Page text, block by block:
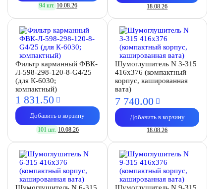
94 шт. 10.08.26 18.08.26
Фильтр карманный ФВК-
Л-598-298-120-8-G4/25
(для К-6030;
компактный)
1 831.50
Добавить в корзину
101 шт. 10.08.26
Шумоглушитель N 3-315
416х376 (компактный
корпус, кашированная
вата)
7 740.00
Добавить в корзину
18.08.26